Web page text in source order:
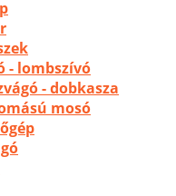
- lombszívó
- dobkasza
mosó